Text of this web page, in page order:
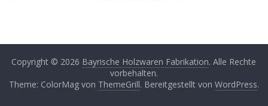
Copyright © 2026 Bayrische Holzwaren Fabrikation. Alle Rechte
vorbehalten.
Theme: ColorMag von ThemeGrill. Bereitgestellt von WordPress.